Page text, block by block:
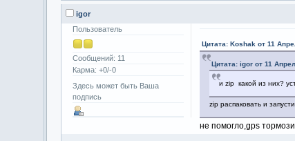
igor
Пользователь
Сообщений: 11
Карма: +0/-0
Здесь может быть Ваша
подпись
Цитата: Koshak от 11
Цитата: igor от 11
и zip какой из них?
zip распаковать и
не помогло,gps